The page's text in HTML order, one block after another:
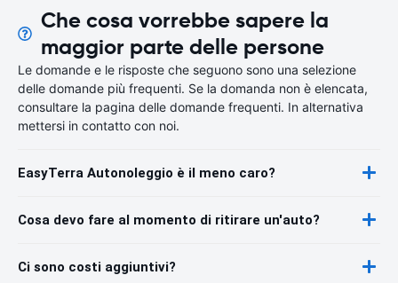
Che cosa vorrebbe sapere la
maggior parte delle persone
Le domande e le risposte che seguono sono una selezione
delle domande più frequenti. Se la domanda non è elencata,
consultare la pagina delle domande frequenti. In alternativa
mettersi in contatto con noi.
EasyTerra Autonoleggio è il meno caro?
Cosa devo fare al momento di ritirare un'auto?
Ci sono costi aggiuntivi?